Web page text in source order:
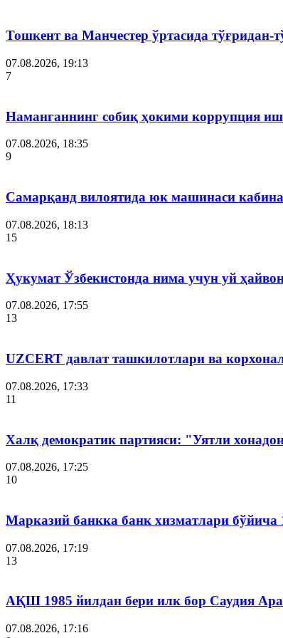
Тошкент ва Манчестер ўртасида тўғридан-
07.08.2026, 19:13
7
Наманганнинг собиқ ҳокими коррупция
07.08.2026, 18:35
9
Самарқанд вилоятида юк машинаси
07.08.2026, 18:13
15
Ҳукумат Ўзбекистонда нима учун уй
07.08.2026, 17:55
13
UZCERT давлат ташкилотлари ва
07.08.2026, 17:33
11
Халқ демократик партияси: "Уятли
07.08.2026, 17:25
10
Марказий банкка банк хизматлари
07.08.2026, 17:19
13
АҚШ 1985 йилдан бери илк бор Саудия
07.08.2026, 17:16